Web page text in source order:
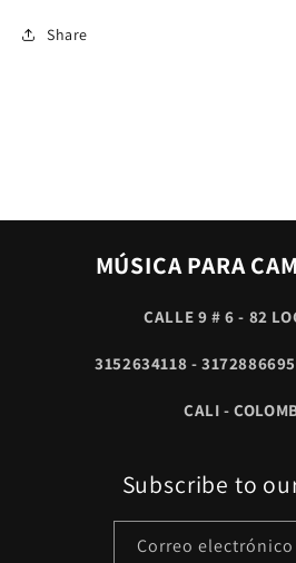
Share
MÚSICA PARA
CALLE 9 # 6 - 82
3152634118 -
CALI -
Subscribe to
Correo electrónico